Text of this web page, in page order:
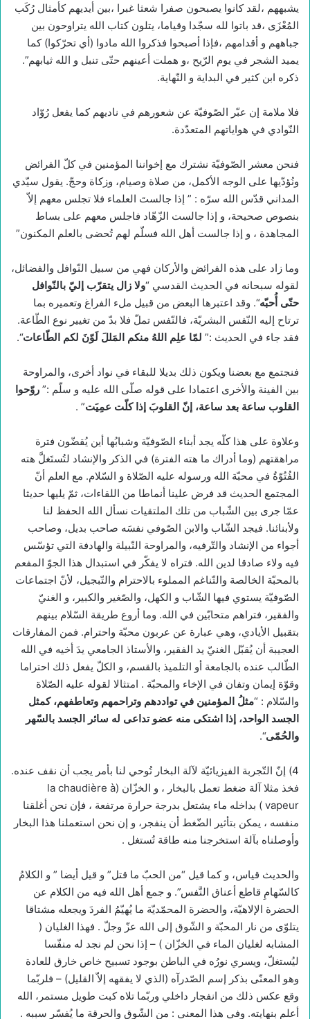
يشبههم ،لقد كانوا يصبحون صفرا شعثا غبرا ،بين أيديهم كأمثال رُكَب
المُعْزَى ،قد باتوا لله سجّدا وقياما، يتلون كتاب الله يتراوحون بين
جباههم و أقدامهم ،فإذا أصبحوا فذكروا الله مادوا (أي تحرّكوا) كما
يميد الشجر في يوم الرّيح ،و هملت أعينهم حتّى تنبل و الله ثيابهم”.
ذكره ابن كثير في البداية و النّهاية.
فلا ملامة إن عبّر الصّوفيّة عن شعورهم في ناديهم كما يفعل رُوّاد
النّوادي في هواياتهم المتعدّدة.
فنحن معشر الصّوفيّة نشترك مع إخواننا المؤمنين في كلّ الفرائض
ونُؤدّيها على الوجه الأكمل، من صلاة وصيام، وزكاة وحجّ. يقول سيّدي
المداني قدّس الله سرّه : ” إذا جالستَ العلماء فلا تجلس معهم إلاّ
بنصوص صحيحة، و إذا جالست الزّهّاد فاجلس معهم على بساط
المجاهدة ، و إذا جالست أهل الله فسلّم لهم تُحضى بالعلم المكنون”
وما زاد على هذه الفرائض والأركان فهي من سبيل النّوافل والفضائل،
لقوله سبحانه في الحديث القدسي “ولا زال يتقرّب إليّ بالنّوافل
حتّى أُحبّه“. وقد اعتبرها البعض من قبيل ملء الفراغ وتعميره بما
ترتاح إليه النّفس البشريّة، فالنّفس تملّ فلا بدّ من تغيير نوع الطّاعة.
فقد جاء في الحديث :” لمّا علِم اللهُ منكم المَللَ لَوّنَ لكم الطّاعات“.
فنجتمع مع بعضنا ويكون ذلك بديلا للبقاء في نواد أخرى، والمراوحة
بين الفينة والأخرى اعتمادا على قوله صلّى الله عليه و سلّم :” روّحوا
القلوب ساعة بعد ساعة، إنّ القلوبَ إذا كلّت عمِيَت” .
وعلاوة على هذا كلّه يجد أبناء الصّوفيّة وشبابُها أين يُقضّون فترة
مراهقتهم (وما أدراك ما هته الفترة) في الذكر والإنشاد لتُستَغلَّ هته
الفُتُوّةُ في محبّة الله ورسوله عليه الصّلاة و السّلام. مع العلم أنّ
المجتمع الحديث قد فرض علينا أنماطا من اللقاءات، ثمّ يليها حديثا
عمّا جرى بين الشّباب من تلك الملتقيات نسأل الله الحفظ لنا
ولأبنائنا. فيجد الشّاب والابن الصّوفي نفسَه صاحب بديل، وصاحب
أجواء من الإنشاد والتّرفيه، والمراوحة النّبيلة والهادفة التي تؤسّس
فيه ولاء صادقا لدين الله. فتراه لا يفكّر في استبدال هذا الجوّ المفعم
بالمحبّة الخالصة والتّناغم المملوء بالاحترام والتّبجيل، لأنّ اجتماعات
الصّوفيّة يستوي فيها الشّاب و الكهل، والصّغير والكبير، و الغنيّ
والفقير، فتراهم متحابّين في الله. وما أروع طريقة السّلام بينهم
بتقبيل الأيادي، وهي عبارة عن عربون محبّة واحترام. فمن المفارقات
العجيبة أن يُقبّل الغنيّ يد الفقير، والأستاذ الجامعي يدَ أخيه في الله
الطّالب عنده بالجامعة أو التلميذ بالقسم، و الكلّ يفعل ذلك احتراما
وقوّة إيمان وتفان في الإخاء والمحبّة . امتثالا لقوله عليه الصّلاة
والسّلام : “مثلُ المؤمنين في تواددهم وتراحمهم وتعاطفهم، كمثل
الجسد الواحد، إذا اشتكى منه عضو تداعى له سائر الجسد بالسّهر
والحُمّى“.
4) إنّ التّجربة الفيزيائيّة لآلة البخار تُوحي لنا بأمر يجب أن نقف عنده.
فخذ مثلا آلة ضغط تعمل بالبخار ، و الخزّان (la chaudière à
vapeur ) بداخله ماء يشتعل بدرجة حرارة مرتفعة ، فإن نحن أغلقنا
منفسه ، يمكن بتأثير الضّغط أن ينفجر، و إن نحن استعملنا هذا البخار
وأوصلناه بآلة استخرجنا منه طاقة تُستغل .
والحديث قياس، و كما قيل “من الحبّ ما قتل” و قيل أيضا ” و الكلامُ
كالسّهامِ قاطع أعناق النَّفس”. و جمع أهل الله فيه من الكلام عن
الحضرة الإلاهيّة، والحضرة المحمّديّة ما يُهيّمُ الفردَ ويجعله مشتاقا
يتلوّى من نار المحبّة و الشّوق إلى الله عزّ وجلّ . فهذا الغليان (
المشابه لغليان الماء في الخزّان ) – إذا نحن لم نجد له منفّسا
ليُستغلّ، ويسري نورُه في الباطن بوجود تسبيح خاص خارق للعادة
وهو المعنّى بذكر إسم الصّدرآه (الذي لا يفقهه إلاّ القليل) – فلربّما
وقع عكس ذلك من انفجار داخلي وربّما تلاه كبت طويل مستمر، الله
أعلم بنهايته. وفي هذا المعنى : من الشّوق والحرقة ما يُفسّر سببه .